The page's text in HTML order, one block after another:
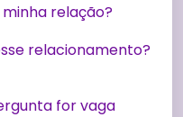
relação?
relacionamento?
for vaga